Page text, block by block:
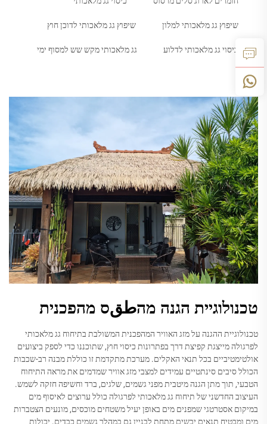
שיפוץ גג מלאכותי למלון שיפוץ גג מלאכותי לדוכן חוץ
כיסוי גג מלאכותי לדלוע גג מלאכותי מקש שש למסוף ימי
טכנולוגיית הגנה מהطقס מהפכנית
טכנולוגיית ההגנה על מזג האוויר המהפכנית המשולבת בתיחוח גג מלאכותי
לפרגולה מייצגת קפיצת דרך בפתרונות כיסוי חוץ, שתוכננו כדי לספק ביצועים
אולטימטיביים בכל תנאי האקלים. מערכת מתקדמת זו כוללת מבנה רב-שכבות
הכולל סיבים סינתטיים עמידים למצבי מזג אוויר שמדמים את מראה התיחוח
הטבעי, תוך מתן הגנה מיטבית מפני גשמים, שלגים, ברד וחשיפה חזקה לשמש.
העיצוב החדשני של תיחוח גג מלאכותי לפרגולה כולל ערוצים לאיסוף מים
במיקום אסטרטגי שמפנים מים באופן יעיל משטחים מוכסים, מונעים הצטברות
מים ומבטיח תנאים יבשים מתחת לבניין גם במהלך גשמים כבדים. יכולות